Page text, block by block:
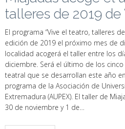
talleres de 2019
El programa “Vive el teatro, talleres
edición de 2019 el próximo mes de
localidad acogerá el taller entre los
diciembre. Será el último de los
teatral que se desarrollan este año
programa de la Asociación de
Extremadura (AUPEX). El taller de
30 de noviembre y 1 de…